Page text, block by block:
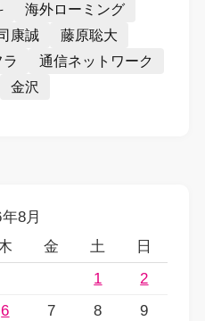
海外ローミング
康誠
藤原聡大
通信ネットワーク
金沢
8月
金 土
日
1
2
6 7 8
9